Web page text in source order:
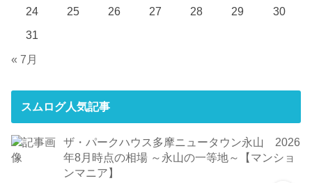
24
25 26 27 28 29
30
31
« 7月
スムログ人気記事
ザ・パークハウス多摩ニュータウン永山 2026
年8月時点の相場 ～永山の一等地～【マンショ
ンマニア】